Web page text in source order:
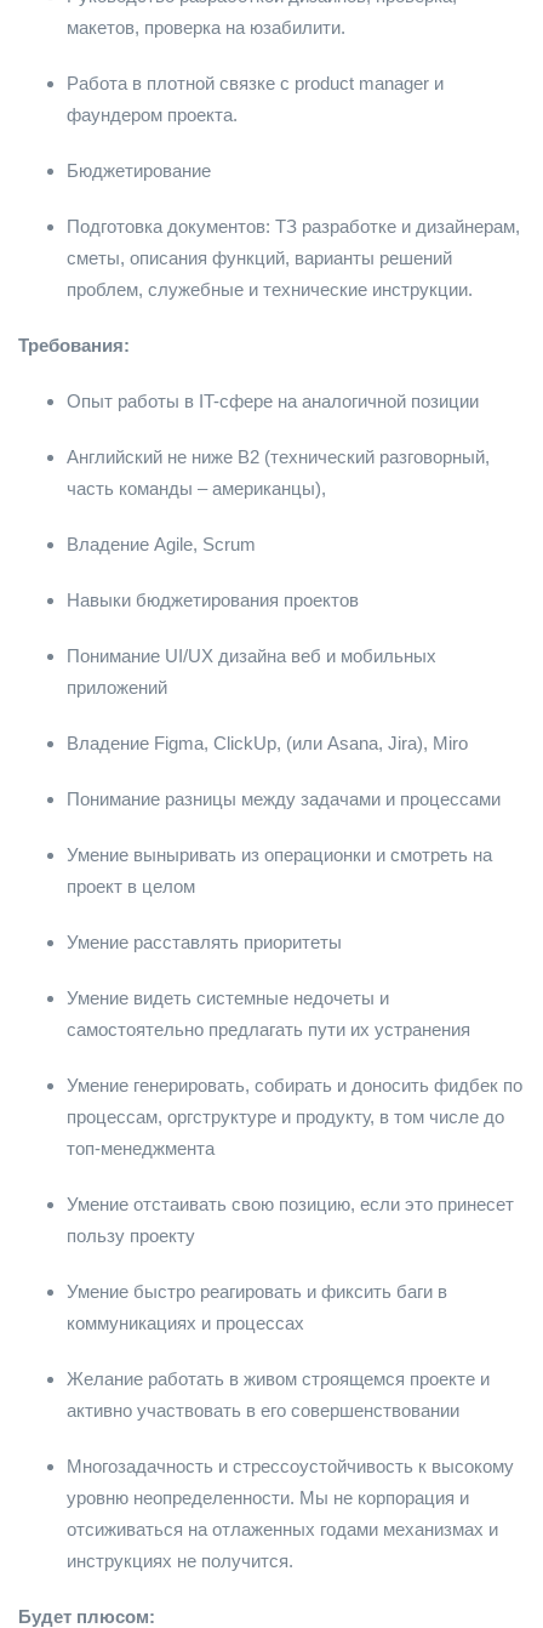
макетов, проверка на юзабилити.
Работа в плотной связке с product manager и
фаундером проекта.
Бюджетирование
Подготовка документов: ТЗ разработке и дизайнерам,
сметы, описания функций, варианты решений
проблем, служебные и технические инструкции.
Требования:
Опыт работы в IT-сфере на аналогичной позиции
Английский не ниже B2 (технический разговорный,
часть команды – американцы),
Владение Agile, Scrum
Навыки бюджетирования проектов
Понимание UI/UX дизайна веб и мобильных
приложений
Владение Figma, ClickUp, (или Asana, Jira), Miro
Понимание разницы между задачами и процессами
Умение выныривать из операционки и смотреть на
проект в целом
Умение расставлять приоритеты
Умение видеть системные недочеты и
самостоятельно предлагать пути их устранения
Умение генерировать, собирать и доносить фидбек по
процессам, оргструктуре и продукту, в том числе до
топ-менеджмента
Умение отстаивать свою позицию, если это принесет
пользу проекту
Умение быстро реагировать и фиксить баги в
коммуникациях и процессах
Желание работать в живом строящемся проекте и
активно участвовать в его совершенствовании
Многозадачность и стрессоустойчивость к высокому
уровню неопределенности. Мы не корпорация и
отсиживаться на отлаженных годами механизмах и
инструкциях не получится.
Будет плюсом: